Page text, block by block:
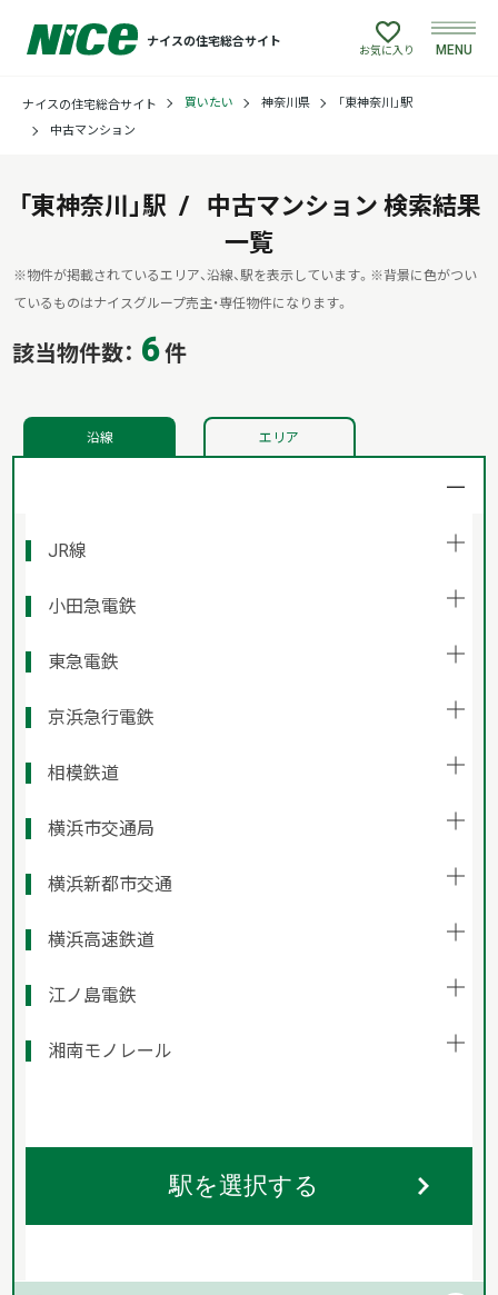
ナイスの住宅総合サイト
買いたい
建てたい
リフォームしたい
貸したい
お気に入り MENU
ナイスの住宅総合サイト 買いたい 神奈川県
「東神奈川」駅
中古マンション
「東神奈川」駅 中古マンション 検索結果
一覧
※物件が掲載されているエリア、沿線、駅を表示しています。 ※背景に色がつい
ているものはナイスグループ売主・専任物件になります。
該当物件数： 6 件
沿線 エリア
JR線
小田急電鉄
東急電鉄
京浜急行電鉄
相模鉄道
横浜市交通局
横浜新都市交通
横浜高速鉄道
江ノ島電鉄
湘南モノレール
駅を選択する